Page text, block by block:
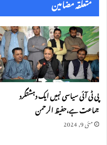
پی ٹی آئی سیاسی نہیں ایک دہشتگرد
جماعت ہے،حفیظ الرحمن
مئی 9, 2024